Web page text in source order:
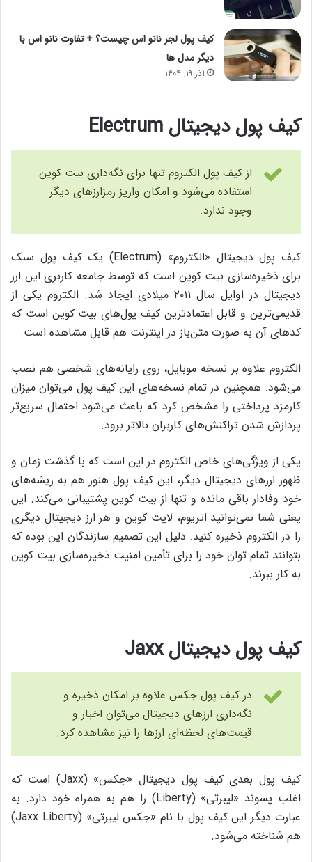
کیف پول لجر نانو اس چیست؟ + تفاوت نانو اس با
دیگر مدل ها
آذر ۱۹, ۱۴۰۴
کیف پول دیجیتال Electrum
از کیف پول الکتروم تنها برای نگه‌داری بیت کوین
استفاده می‌شود و امکان واریز رمزارزهای دیگر
وجود ندارد.
کیف پول دیجیتال «الکتروم» (Electrum) یک کیف پول سبک
برای ذخیره‌سازی بیت کوین است که توسط جامعه‌ کاربری این ارز
دیجیتال در اوایل سال ۲۰۱۱ میلادی ایجاد شد. الکتروم یکی از
قدیمی‌ترین و قابل اعتمادترین کیف پول‌های بیت کوین است که
کدهای آن به صورت متن‌باز در اینترنت هم قابل مشاهده است.
الکتروم علاوه بر نسخه‌ موبایل، روی رایانه‌های شخصی هم نصب
می‌شود. همچنین در تمام نسخه‌های این کیف پول می‌توان میزان
کارمزد پرداختی را مشخص کرد که باعث می‌شود احتمال سریع‌تر
پردازش شدن تراکنش‌های کاربران بالاتر برود.
یکی از ویژگی‌های خاص الکتروم در این است که با گذشت زمان و
ظهور ارزهای دیجیتال دیگر، این کیف پول هنوز هم به ریشه‌های
خود وفادار باقی مانده و تنها از بیت کوین پشتیبانی می‌کند. این
یعنی شما نمی‌توانید اتریوم، لایت کوین و هر ارز دیجیتال دیگری
را در الکتروم ذخیره کنید. دلیل این تصمیم سازندگان این بوده که
بتوانند تمام توان خود را برای تأمین امنیت ذخیره‌سازی بیت کوین
به کار ببرند.
کیف پول دیجیتال Jaxx
در کیف پول جکس علاوه بر امکان ذخیره و
نگه‌داری ارزهای دیجیتال می‌توان اخبار و
قیمت‌های لحظه‌ای ارزها را نیز مشاهده کرد.
کیف پول بعدی کیف پول دیجیتال «جکس» (Jaxx) است که
اغلب پسوند «لیبرتی» (Liberty) را هم به همراه خود دارد. به
عبارت دیگر این کیف پول با نام «جکس لیبرتی» (Jaxx Liberty)
هم شناخته می‌شود.